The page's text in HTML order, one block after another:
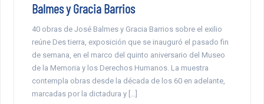
Balmes y Gracia Barrios
40 obras de José Balmes y Gracia Barrios sobre el exilio
reúne Des tierra, exposición que se inauguró el pasado fin
de semana, en el marco del quinto aniversario del Museo
de la Memoria y los Derechos Humanos. La muestra
contempla obras desde la década de los 60 en adelante,
marcadas por la dictadura y […]